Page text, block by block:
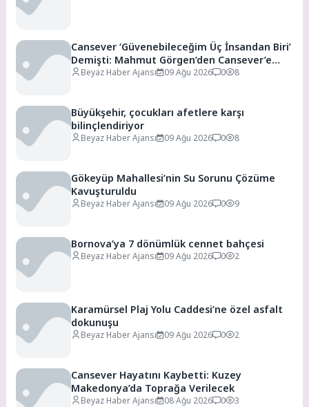
Cansever ‘Güvenebileceğim Üç İnsandan Biri’
Demişti: Mahmut Görgen’den Cansever’e
Duygusal Veda
Beyaz Haber Ajansı 09 Ağu 2026 0 8
Büyükşehir, çocukları afetlere karşı
bilinçlendiriyor
Beyaz Haber Ajansı 09 Ağu 2026 0 8
Gökeyüp Mahallesi’nin Su Sorunu Çözüme
Kavuşturuldu
Beyaz Haber Ajansı 09 Ağu 2026 0 9
Bornova’ya 7 dönümlük cennet bahçesi
Beyaz Haber Ajansı 09 Ağu 2026 0 2
Karamürsel Plaj Yolu Caddesi’ne özel asfalt
dokunuşu
Beyaz Haber Ajansı 09 Ağu 2026 0 2
Cansever Hayatını Kaybetti: Kuzey
Makedonya’da Toprağa Verilecek
Beyaz Haber Ajansı 08 Ağu 2026 0 3